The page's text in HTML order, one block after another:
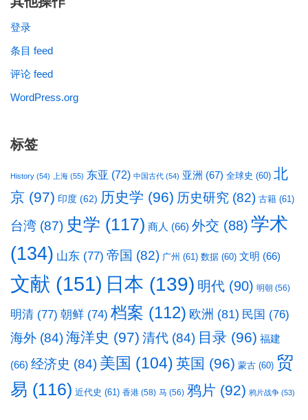
登录
条目 feed
评论 feed
WordPress.org
标签
History (54) 上海 (55) 东亚 (72) 中国古代 (54) 亚洲 (67) 全球史 (60) 北
京 (97) 印度 (62) 历史学 (96) 历史研究 (82) 古籍 (61)
台湾 (87) 史学 (117) 商人 (66) 外交 (88) 学术
(134) 山东 (77) 帝国 (82) 广州 (61) 数据 (60) 文明 (66)
文献 (151) 日本 (139) 明代 (90) 明朝 (56)
明清 (77) 朝鲜 (74) 档案 (112) 欧洲 (81) 民国 (76)
海外 (84)海洋史 (97) 清代 (84) 目录 (96) 福建
(66) 经济史 (84) 美国 (104) 英国 (96) 蒙古 (60) 贸
易 (116) 近代史 (61) 香港 (58) 马 (56) 鸦片 (92) 鸦片战争 (53)